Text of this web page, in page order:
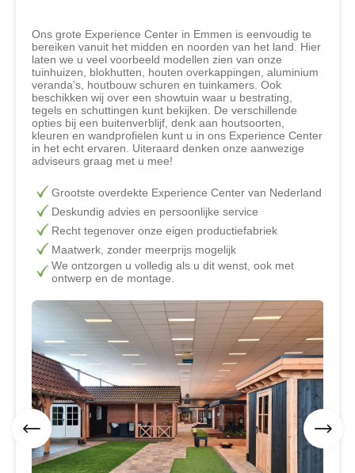
Ons grote Experience Center in Emmen is eenvoudig te
bereiken vanuit het midden en noorden van het land. Hier
laten we u veel voorbeeld modellen zien van onze
tuinhuizen, blokhutten, houten overkappingen, aluminium
veranda’s, houtbouw schuren en tuinkamers. Ook
beschikken wij over een showtuin waar u bestrating,
tegels en schuttingen kunt bekijken. De verschillende
opties bij een buitenverblijf, denk aan houtsoorten,
kleuren en wandprofielen kunt u in ons Experience Center
in het echt ervaren. Uiteraard denken onze aanwezige
adviseurs graag met u mee!
Grootste overdekte Experience Center van Nederland
Deskundig advies en persoonlijke service
Recht tegenover onze eigen productiefabriek
Maatwerk, zonder meerprijs mogelijk
We ontzorgen u volledig als u dit wenst, ook met
ontwerp en de montage.